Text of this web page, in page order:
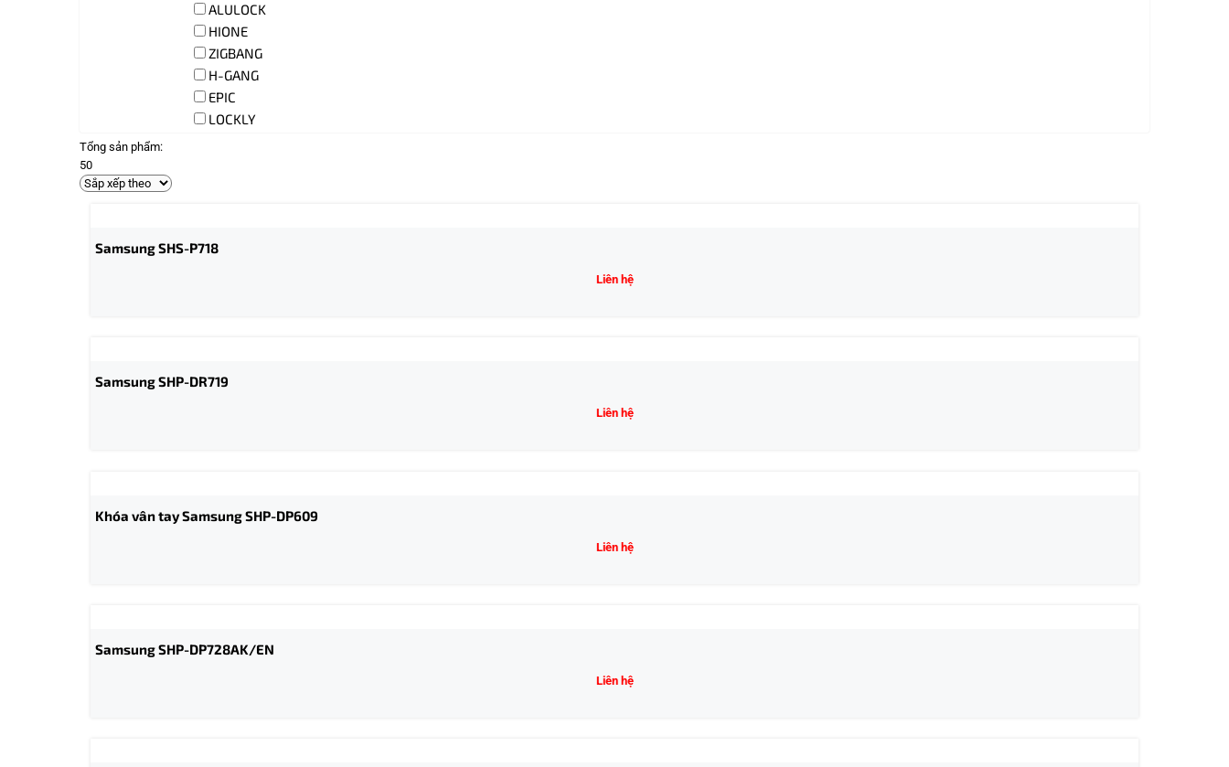
ALULOCK
HIONE
ZIGBANG
H-GANG
EPIC
LOCKLY
Tổng sản phẩm:
50
Samsung SHS-P718
Liên hệ
Samsung SHP-DR719
Liên hệ
Khóa vân tay Samsung SHP-DP609
Liên hệ
Samsung SHP-DP728AK/EN
Liên hệ